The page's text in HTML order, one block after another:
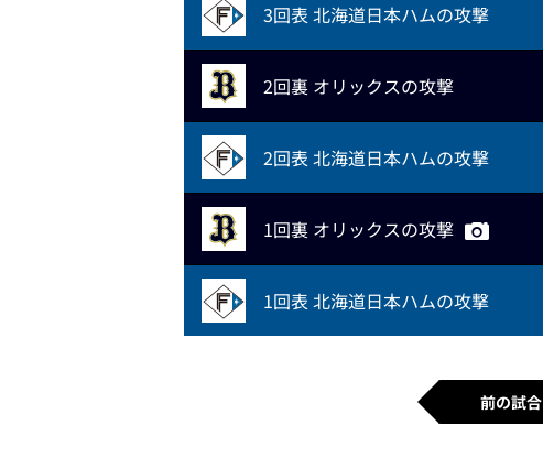
3回表 北海道日本ハムの攻撃
2回裏 オリックスの攻撃
2回表 北海道日本ハムの攻撃
1回裏 オリックスの攻撃
1回表 北海道日本ハムの攻撃
前の試合